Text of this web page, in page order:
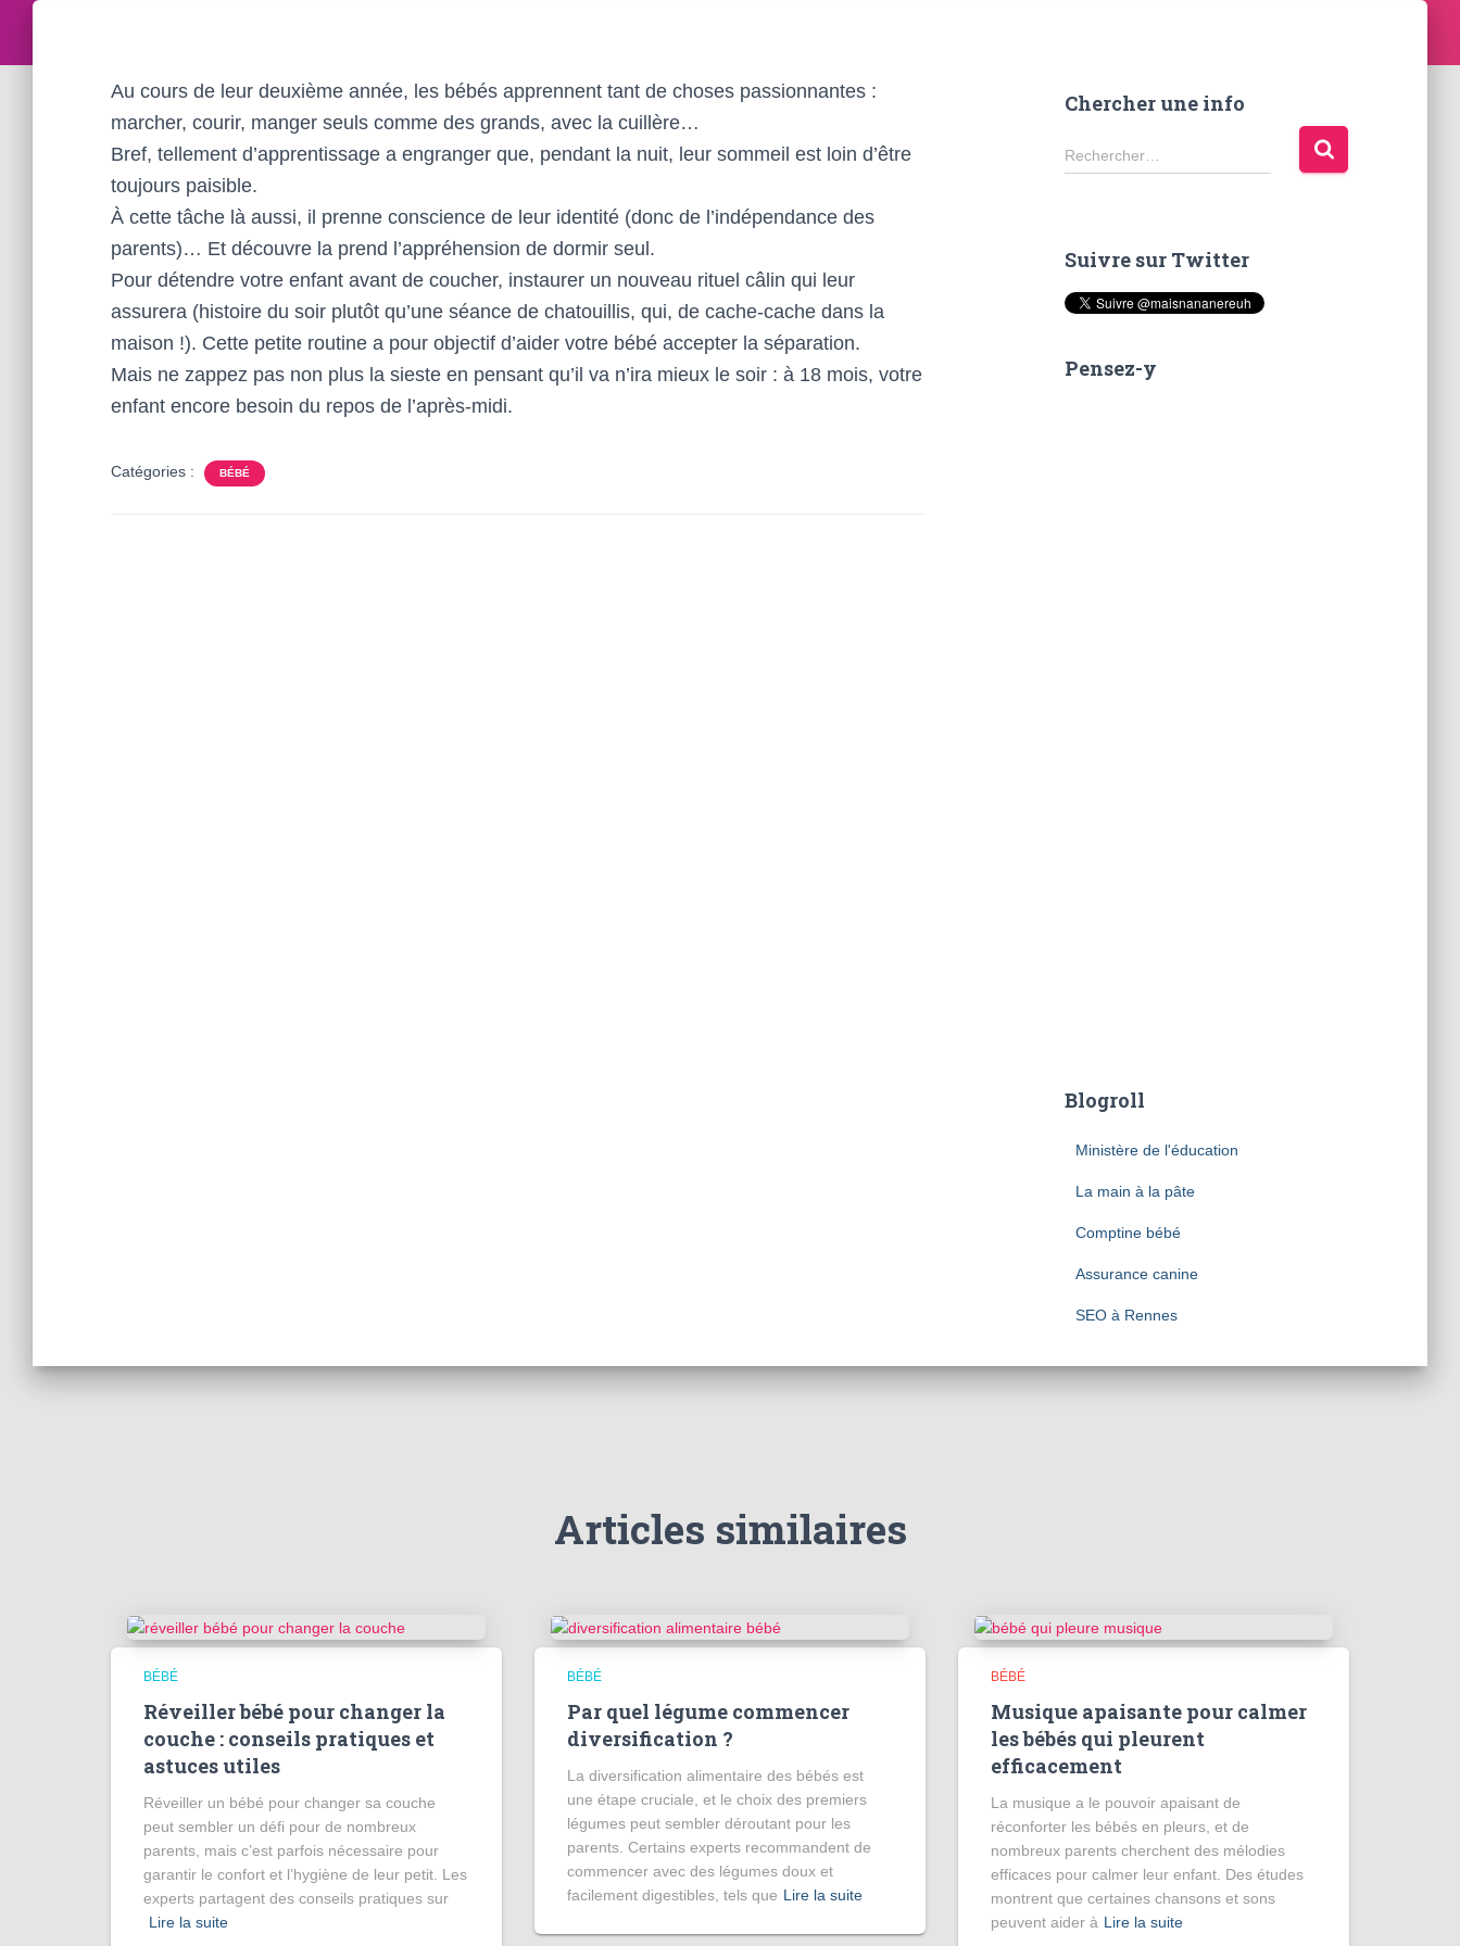
Au cours de leur deuxième année, les bébés apprennent tant de choses passionnantes :
marcher, courir, manger seuls comme des grands, avec la cuillère…
Bref, tellement d’apprentissage a engranger que, pendant la nuit, leur sommeil est loin d’être
toujours paisible.
À cette tâche là aussi, il prenne conscience de leur identité (donc de l’indépendance des
parents)… Et découvre la prend l’appréhension de dormir seul.
Pour détendre votre enfant avant de coucher, instaurer un nouveau rituel câlin qui leur
assurera (histoire du soir plutôt qu’une séance de chatouillis, qui, de cache-cache dans la
maison !). Cette petite routine a pour objectif d’aider votre bébé accepter la séparation.
Mais ne zappez pas non plus la sieste en pensant qu’il va n’ira mieux le soir : à 18 mois, votre
enfant encore besoin du repos de l’après-midi.
Catégories : BÉBÉ
Chercher une info
R
e
r
c
h
r
Rechercher…
Suivre sur Twitter
Pensez-y
Blogroll
Ministère de l'éducation
La main à la pâte
Comptine bébé
Assurance canine
SEO à Rennes
Articles similaires
BÉBÉ
Réveiller bébé pour changer la
couche : conseils pratiques et
astuces utiles
Réveiller un bébé pour changer sa couche
peut sembler un défi pour de nombreux
parents, mais c’est parfois nécessaire pour
garantir le confort et l’hygiène de leur petit. Les
experts partagent des conseils pratiques sur
Lire la suite
BÉBÉ
Par quel légume commencer
diversification ?
La diversification alimentaire des bébés est
une étape cruciale, et le choix des premiers
légumes peut sembler déroutant pour les
parents. Certains experts recommandent de
commencer avec des légumes doux et
facilement digestibles, tels que Lire la suite
BÉBÉ
Musique apaisante pour calmer
les bébés qui pleurent
efficacement
La musique a le pouvoir apaisant de
réconforter les bébés en pleurs, et de
nombreux parents cherchent des mélodies
efficaces pour calmer leur enfant. Des études
montrent que certaines chansons et sons
peuvent aider à Lire la suite